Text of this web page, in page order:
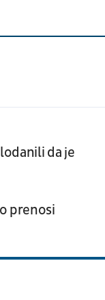
da je
prenosi